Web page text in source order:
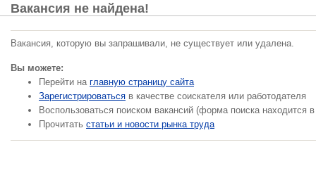
Вакансия не найдена!
Вакансия, которую вы запрашивали, не существует или удалена.
Вы можете:
Перейти на главную страницу сайта
Зарегистрироваться в качестве соискателя или работодателя
Воспользоваться поиском вакансий (форма поиска находится
Прочитать статьи и новости рынка труда